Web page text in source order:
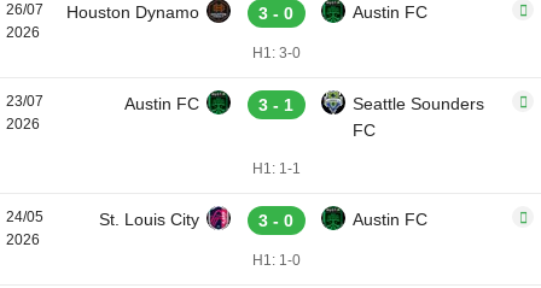
26/07
2026
Houston Dynamo 3 - 0 Austin FC
H1: 3-0
23/07
2026
Austin FC 3 - 1
Seattle Sounders
FC
H1: 1-1
24/05
2026
St. Louis City 3 - 0 Austin FC
H1: 1-0